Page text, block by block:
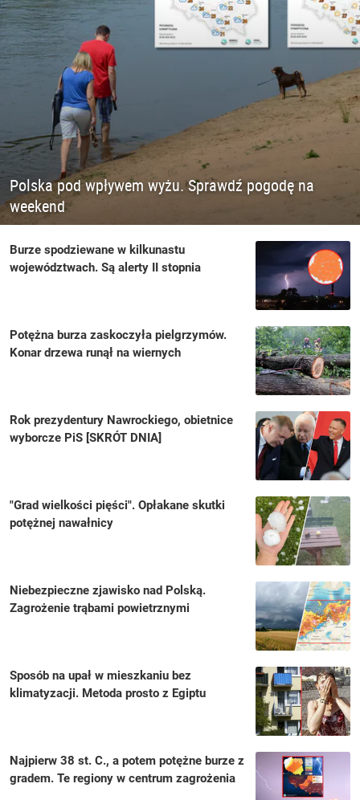
Polska pod wpływem wyżu. Sprawdź pogodę na
weekend
Burze spodziewane w kilkunastu
województwach. Są alerty II stopnia
Potężna burza zaskoczyła pielgrzymów.
Konar drzewa runął na wiernych
Rok prezydentury Nawrockiego, obietnice
wyborcze PiS [SKRÓT DNIA]
"Grad wielkości pięści". Opłakane skutki
potężnej nawałnicy
Niebezpieczne zjawisko nad Polską.
Zagrożenie trąbami powietrznymi
Sposób na upał w mieszkaniu bez
klimatyzacji. Metoda prosto z Egiptu
Najpierw 38 st. C., a potem potężne burze z
gradem. Te regiony w centrum zagrożenia